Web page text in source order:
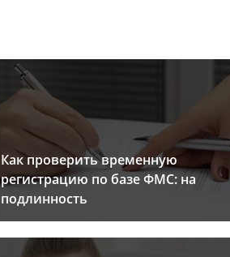
Как проверить временную
регистрацию по базе ФМС: на
подлинность